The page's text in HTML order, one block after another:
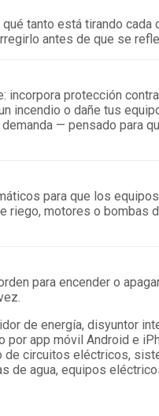
tanto está tirando
antes de que se
protección
incendio o dañe tus
— pensado para
para que los
motores o bombas
para encender o
de energía, disyuntor
app móvil Android e
circuitos eléctricos,
de agua, equipos